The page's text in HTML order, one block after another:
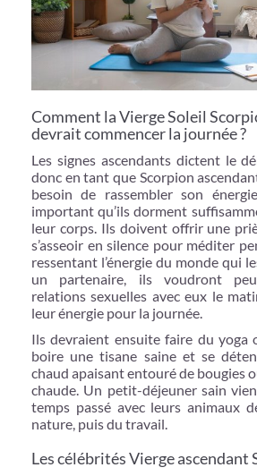
Comment la Vierge Soleil
devrait commencer la journée ?
Les signes ascendants dictent le
donc en tant que Scorpion
besoin de rassembler son
important qu’ils dorment
leur corps. Ils doivent offrir une
s’asseoir en silence pour méditer
ressentant l’énergie du monde qui
un partenaire, ils voudront
relations sexuelles avec eux le
leur énergie pour la journée.
Ils devraient ensuite faire du yoga
boire une tisane saine et se
chaud apaisant entouré de bougies
chaude. Un petit-déjeuner sain
temps passé avec leurs animaux
nature, puis du travail.
Les célébrités Vierge ascendant